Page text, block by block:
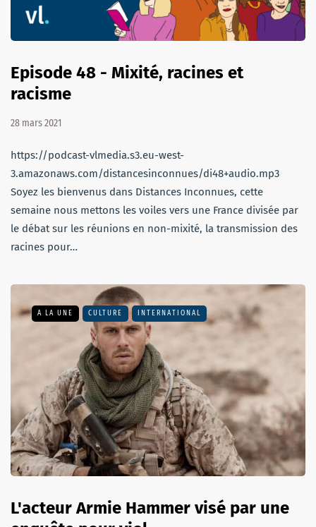
Episode 48 - Mixité, racines et
racisme
28 mars 2021
https://podcast-vlmedia.s3.eu-west-
3.amazonaws.com/distancesinconnues/di48+audio.mp3
Soyez les bienvenus dans Distances Inconnues, cette
semaine nous mettons les voiles vers une France divisée par
le débat sur les réunions en non-mixité, la transmission des
racines pour…
A LA UNE CULTURE INTERNATIONAL
L'acteur Armie Hammer visé par une